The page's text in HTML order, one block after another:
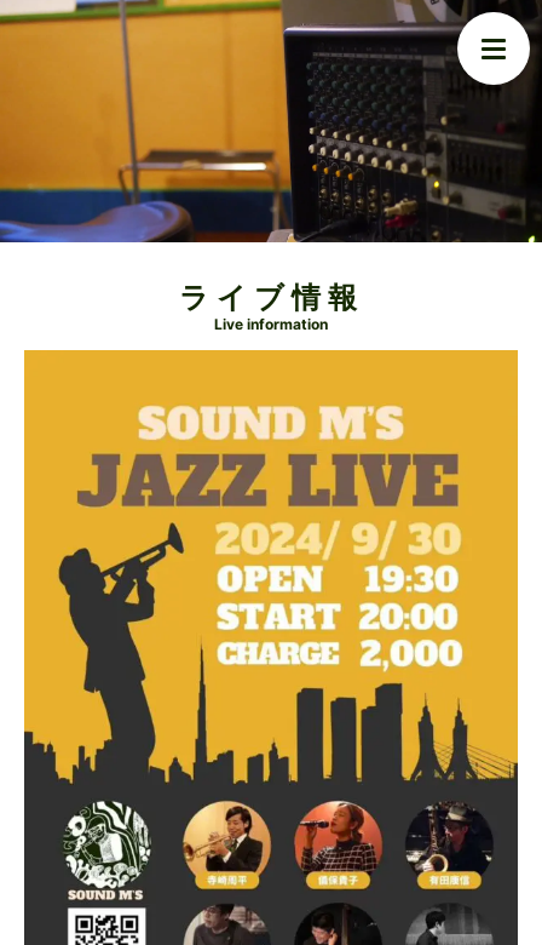
ライブ情報
Live information